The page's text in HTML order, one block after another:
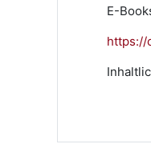
E-
https://